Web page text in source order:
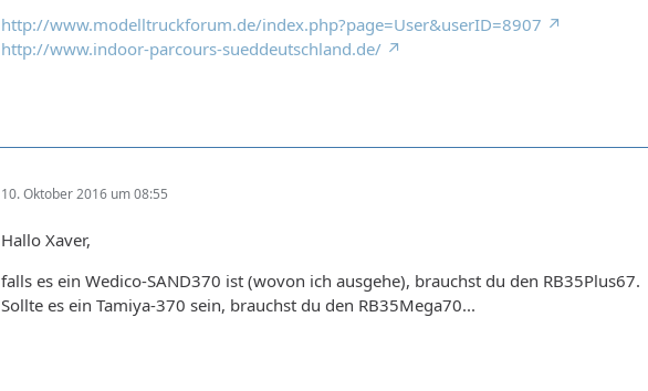
http://www.modelltruckforum.de/index.php?page=User&userID=8907
http://www.indoor-parcours-sueddeutschland.de/
10. Oktober 2016 um 08:55
Hallo Xaver,
falls es ein Wedico-SAND370 ist (wovon ich ausgehe), brauchst du den RB35Plus67.
Sollte es ein Tamiya-370 sein, brauchst du den RB35Mega70...